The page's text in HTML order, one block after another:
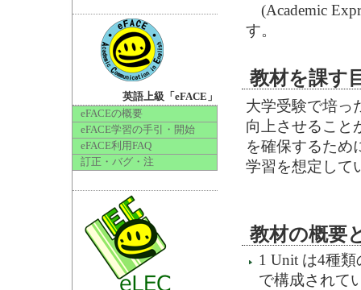
(Academic
す。
教材を課す
大学受験で培っ
向上させること
を確保するため
学習を想定して
教材の概要
1 Unit は4種類
で構成されて
英語上級「eFACE」
eFACEの概要
eFACE学習の手引・開始
eFACE利用FAQ
訂正・バグ・注